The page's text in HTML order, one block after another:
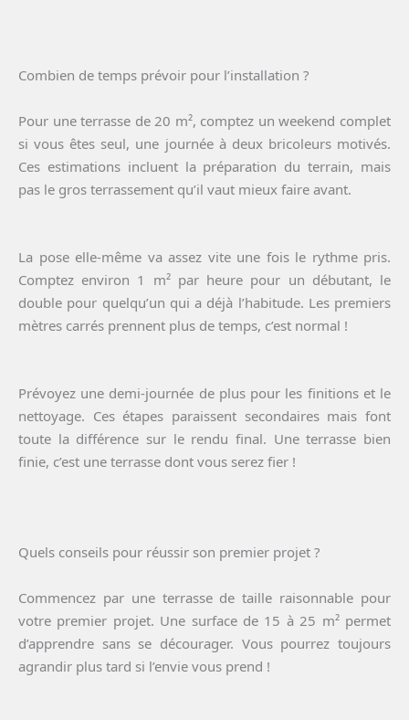
Combien de temps prévoir pour l’installation ?
Pour une terrasse de 20 m², comptez un weekend complet
si vous êtes seul, une journée à deux bricoleurs motivés.
Ces estimations incluent la préparation du terrain, mais
pas le gros terrassement qu’il vaut mieux faire avant.
La pose elle-même va assez vite une fois le rythme pris.
Comptez environ 1 m² par heure pour un débutant, le
double pour quelqu’un qui a déjà l’habitude. Les premiers
mètres carrés prennent plus de temps, c’est normal !
Prévoyez une demi-journée de plus pour les finitions et le
nettoyage. Ces étapes paraissent secondaires mais font
toute la différence sur le rendu final. Une terrasse bien
finie, c’est une terrasse dont vous serez fier !
Quels conseils pour réussir son premier projet ?
Commencez par une terrasse de taille raisonnable pour
votre premier projet. Une surface de 15 à 25 m² permet
d’apprendre sans se décourager. Vous pourrez toujours
agrandir plus tard si l’envie vous prend !